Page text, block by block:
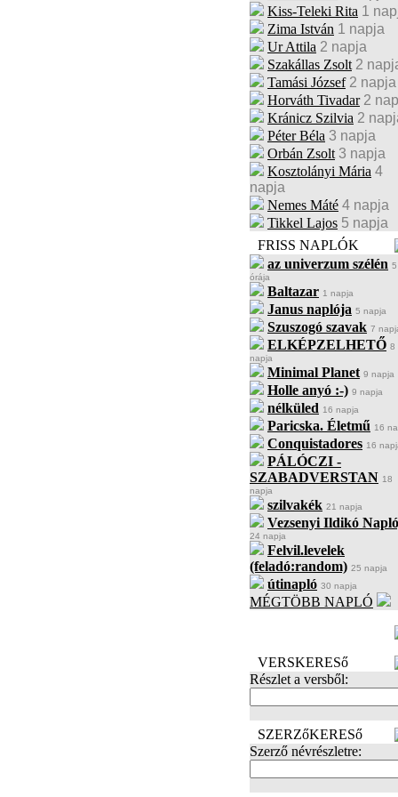
Kiss-Teleki Rita 1
Zima István 1 napja
Ur Attila 2 napja
Szakállas Zsolt 2
Tamási József 2 napja
Horváth Tivadar 2
Kránicz Szilvia 2
Péter Béla 3 napja
Orbán Zsolt 3 napja
Kosztolányi Mária 4
napja
Nemes Máté 4 napja
Tikkel Lajos 5 napja
FRISS NAPLÓK
az univerzum szélén 5
órája
Baltazar 1 napja
Janus naplója 5 napja
Szuszogó szavak 7
ELKÉPZELHETŐ 8
napja
Minimal Planet 9 napja
Holle anyó :-) 9 napja
nélküled 16 napja
Paricska. Életmű 16
Conquistadores 16
PÁLÓCZI -
SZABADVERSTAN 18
napja
szilvakék 21 napja
Vezsenyi Ildikó
24 napja
Felvil.levelek
(feladó:random) 25 napja
útinapló 30 napja
MÉGTÖBB NAPLÓ
VERSKERESő
Részlet a versből:
SZERZőKERESő
Szerző névrészletre: